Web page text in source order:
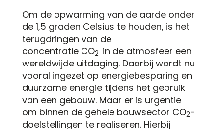
Om de opwarming van de aarde onder
de 1,5 graden Celsius te houden, is het
terugdringen van de
concentratie CO2 in de atmosfeer een
wereldwijde uitdaging. Daarbij wordt nu
vooral ingezet op energiebesparing en
duurzame energie tijdens het gebruik
van een gebouw. Maar er is urgentie
om binnen de gehele bouwsector CO2-
doelstellingen te realiseren. Hierbij